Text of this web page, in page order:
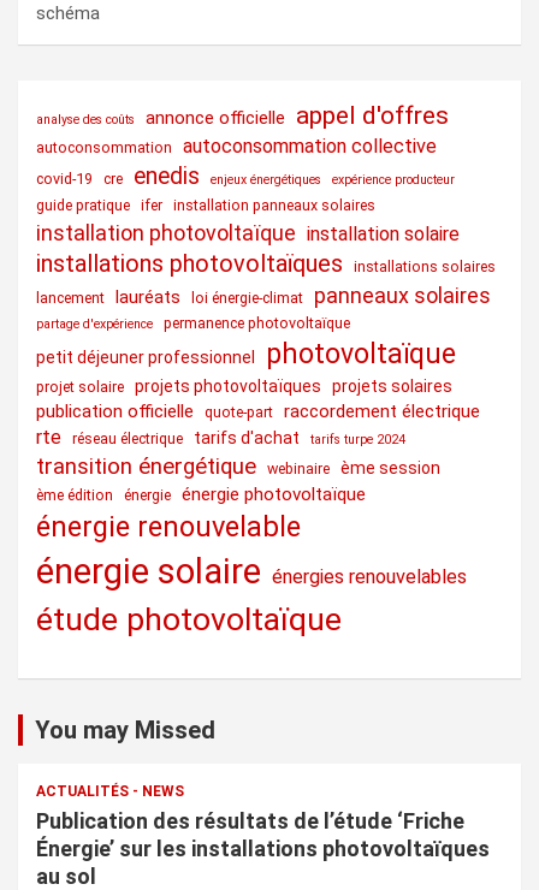
schéma
analyse des coûts annonce officielle appel d'offres
autoconsommation autoconsommation collective
covid-19 cre enedis enjeux énergétiques expérience producteur
guide pratique ifer installation panneaux solaires
installation photovoltaïque installation solaire
installations photovoltaïques
installations solaires
lancement lauréats loi énergie-climat panneaux solaires
partage d'expérience permanence photovoltaïque
petit déjeuner professionnel photovoltaïque
projet solaire projets photovoltaïques projets solaires
publication officielle quote-part raccordement électrique
rte réseau électrique tarifs d'achat tarifs turpe 2024
transition énergétique webinaire ème session
ème édition énergie énergie photovoltaïque
énergie renouvelable
énergie solaire énergies renouvelables
étude photovoltaïque
You may Missed
ACTUALITÉS - NEWS
Publication des résultats de l’étude ‘Friche
Énergie’ sur les installations photovoltaïques
au sol